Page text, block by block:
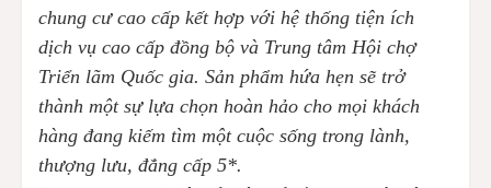
chung cư cao cấp kết hợp với hệ thống tiện ích
dịch vụ cao cấp đồng bộ và Trung tâm Hội chợ
Triển lãm Quốc gia. Sản phẩm hứa hẹn sẽ trở
thành một sự lựa chọn hoàn hảo cho mọi khách
hàng đang kiếm tìm một cuộc sống trong lành,
thượng lưu, đẳng cấp 5*.